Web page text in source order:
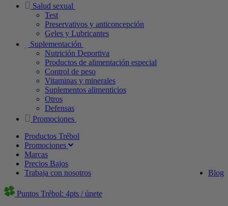
Salud sexual
Test
Preservativos y anticoncepción
Geles y Lubricantes
Suplementación
Nutrición Deportiva
Productos de alimentación especial
Control de peso
Vitaminas y minerales
Suplementos alimenticios
Otros
Defensas
Promociones
Productos Trébol
Promociones
Marcas
Precios Bajos
Blog
Trabaja con nosotros
Puntos Trébol: 4pts / únete